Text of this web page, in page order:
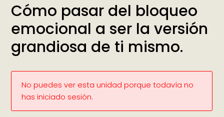
Cómo pasar del bloqueo
emocional a ser la versión
grandiosa de ti mismo.
No puedes ver esta unidad porque todavía no
has iniciado sesión.